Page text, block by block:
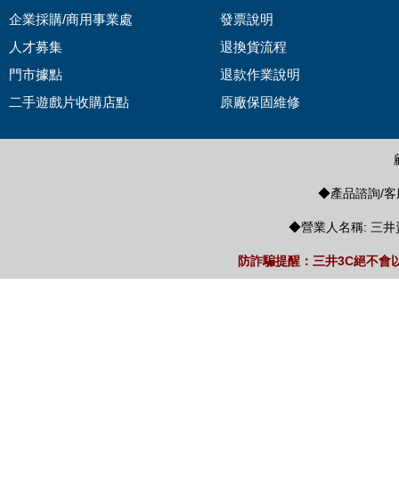
企業採購/商用事業處
人才募集
門市據點
二手遊戲片收購店點
發票說明
退換貨流程
退款作業說明
原廠保固維修
◆產品諮詢/客
◆營業人名稱: 三井
防詐騙提醒：三井3C絕不會